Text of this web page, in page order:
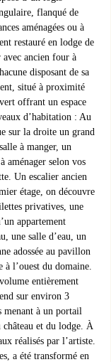
flanqué de
aménagées ou à
restauré en lodge de
ancien four à
disposant de sa
situé à proximité
offrant un espace
d’habitation : Au
sur la droite un grand
à manger, un
aménager selon vos
Un escalier ancien
étage, on découvre
privatives, une
appartement
une salle d’eau, un
adossée au pavillon
l’ouest du domaine.
entièrement
sur environ 3
menant à un portail
et du lodge. À
réalisés par l’artiste.
a été transformé en